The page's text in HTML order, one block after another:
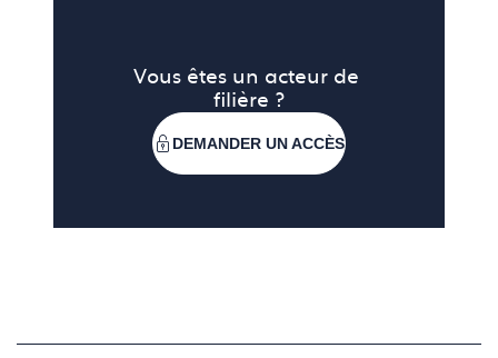
Vous êtes un acteur de
filière ?
DEMANDER UN ACCÈS